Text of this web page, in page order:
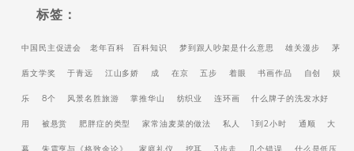
标签：
中国民主促进会 老年百科 百科知识 梦到跟人吵架是什么意思 雄关漫步 茅
盾文学奖 于青远 江山多娇 成 在京 五步 着眼 书画作品 自创 娱
乐 8个 风景名胜旅游 掌推华山 纺织业 连环画 什么牌子的洗发水好
用 被悬赏 肥胖症的类型 家常油麦菜的做法 私人 1到2小时 通顺 大